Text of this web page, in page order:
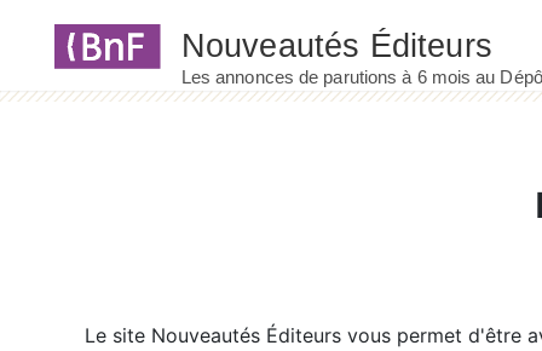
Le site Nouveautés Éditeurs vous permet d'être